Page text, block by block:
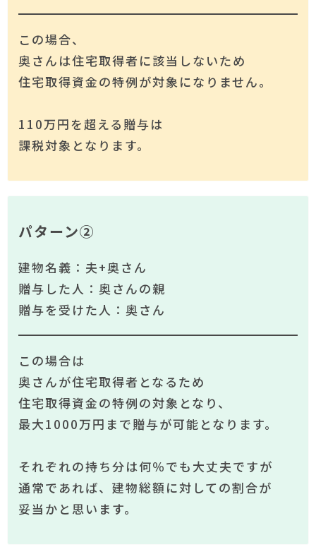
この場合、
奥さんは住宅取得者に該当しないため
住宅取得資金の特例が対象になりません。
110万円を超える贈与は
課税対象となります。
パターン②
建物名義：夫+奥さん
贈与した人：奥さんの親
贈与を受けた人：奥さん
この場合は
奥さんが住宅取得者となるため
住宅取得資金の特例の対象となり、
最大1000万円まで贈与が可能となります。
それぞれの持ち分は何％でも大丈夫ですが
通常であれば、建物総額に対しての割合が
妥当かと思います。